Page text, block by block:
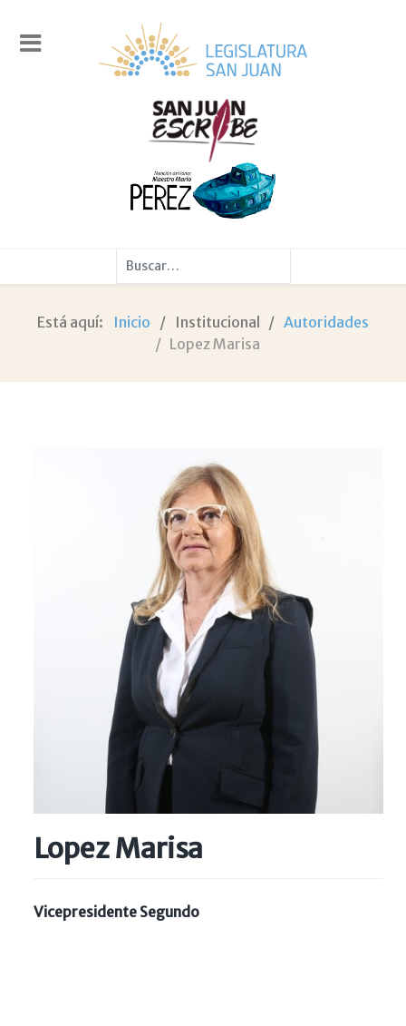
Buscar
Está aquí: Inicio Institucional
Autoridades
Lopez Marisa
Lopez Marisa
Vicepresidente Segundo